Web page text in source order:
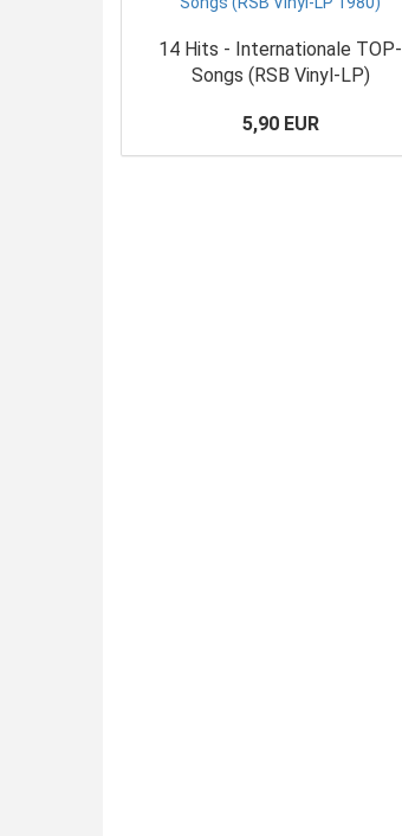
14 Hits - Internationale TOP-
Songs (RSB Vinyl-LP)
5,90 EUR